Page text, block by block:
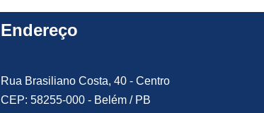
Endereço
Rua Brasiliano Costa, 40 - Centro
CEP: 58255-000 - Belém / PB